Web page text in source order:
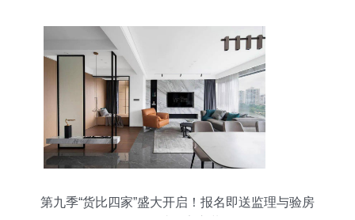
第九季“货比四家”盛大开启！报名即送监理与验房